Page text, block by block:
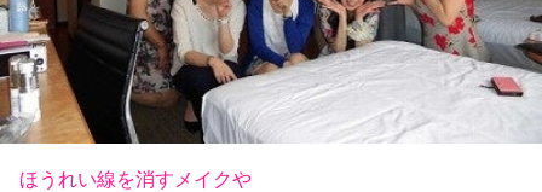
ほうれい線を消すメイクや